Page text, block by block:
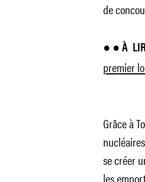
de
● ● À
premier
Grâce à
se créer
les